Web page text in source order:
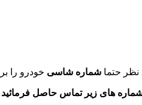
حتما شماره شاسی خودرو را
شماره های زیر تماس حاصل فرمائید